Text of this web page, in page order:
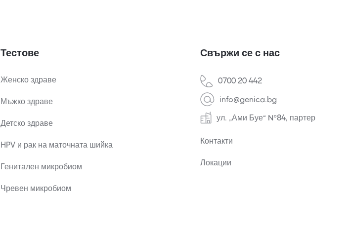
Тестове
Женско здраве
Мъжко здраве
Детско здраве
HPV и рак на маточната шийка
Генитален микробиом
Чревен микробиом
Свържи се с нас
0700 20 442
info@genica.bg
ул. „Ами Буе“ №84, партер
Контакти
Локации